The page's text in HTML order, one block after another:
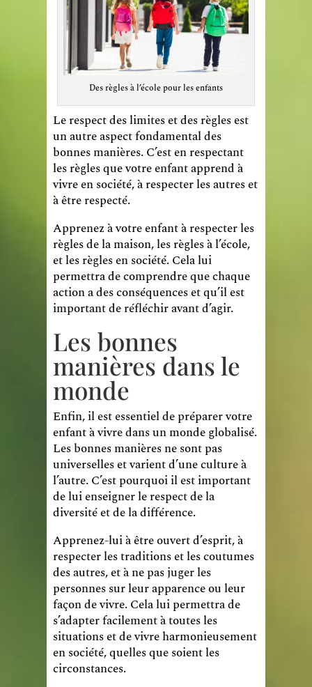
Des règles à l’école pour les enfants
Le respect des limites et des règles est
un autre aspect fondamental des
bonnes manières. C’est en respectant
les règles que votre enfant apprend à
vivre en société, à respecter les autres et
à être respecté.
Apprenez à votre enfant à respecter les
règles de la maison, les règles à l’école,
et les règles en société. Cela lui
permettra de comprendre que chaque
action a des conséquences et qu’il est
important de réfléchir avant d’agir.
Les bonnes
manières dans le
monde
Enfin, il est essentiel de préparer votre
enfant à vivre dans un monde globalisé.
Les bonnes manières ne sont pas
universelles et varient d’une culture à
l’autre. C’est pourquoi il est important
de lui enseigner le respect de la
diversité et de la différence.
Apprenez-lui à être ouvert d’esprit, à
respecter les traditions et les coutumes
des autres, et à ne pas juger les
personnes sur leur apparence ou leur
façon de vivre. Cela lui permettra de
s’adapter facilement à toutes les
situations et de vivre harmonieusement
en société, quelles que soient les
circonstances.